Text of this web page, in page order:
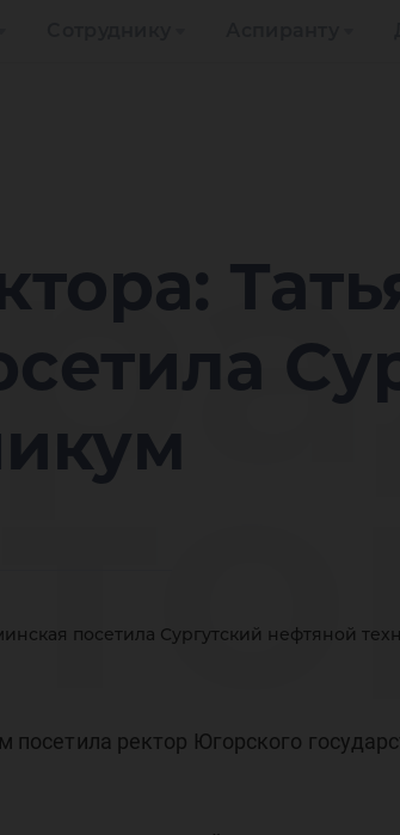
посетила Сургутский нефтяной
ректор Югорского